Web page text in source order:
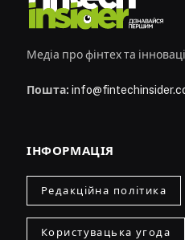
Медіа про фінтех та
Пошта:
ІНФОРМАЦІЯ
Редакційна політика
Користувацька угода